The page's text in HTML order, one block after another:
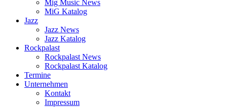
Mig Music News
MiG Katalog
Jazz
Jazz News
Jazz Katalog
Rockpalast
Rockpalast News
Rockpalast Katalog
Termine
Unternehmen
Kontakt
Impressum